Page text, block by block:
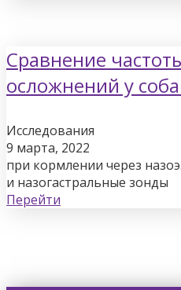
Сравнение
осложнений у
Исследования
9 марта, 2022
при кормлении через
и назогастральные зонды
Перейти